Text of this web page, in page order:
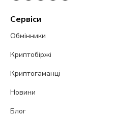
Сервіси
Обмінники
Криптобіржі
Криптогаманці
Новини
Блог